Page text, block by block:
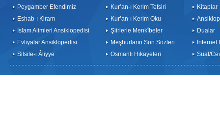
Peygamber Efendimiz
Eshab-ı Kiram
İslam Alimleri Ansiklopedisi
Evliyalar Ansiklopedisi
Silsile-i Âliyye
Kur’an-ı Kerim Tefsiri
Kur’an-ı Kerim Oku
Şiirlerle Menkîbeler
Meşhurların Son Sözleri
Osmanlı Hikayeleri
Kitaplar
Dualar
İnternet
Sual/